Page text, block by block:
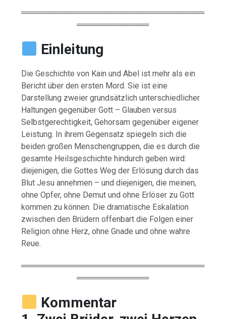
═════════════════════════════════
═════════════
Einleitung
Die Geschichte von Kain und Abel ist mehr als ein
Bericht über den ersten Mord. Sie ist eine
Darstellung zweier grundsätzlich unterschiedlicher
Haltungen gegenüber Gott – Glauben versus
Selbstgerechtigkeit, Gehorsam gegenüber eigener
Leistung. In ihrem Gegensatz spiegeln sich die
beiden großen Menschengruppen, die es durch die
gesamte Heilsgeschichte hindurch geben wird:
diejenigen, die Gottes Weg der Erlösung durch das
Blut Jesu annehmen – und diejenigen, die meinen,
ohne Opfer, ohne Demut und ohne Erlöser zu Gott
kommen zu können. Die dramatische Eskalation
zwischen den Brüdern offenbart die Folgen einer
Religion ohne Herz, ohne Gnade und ohne wahre
Reue.
═════════════════════════════════
═════════════
Kommentar